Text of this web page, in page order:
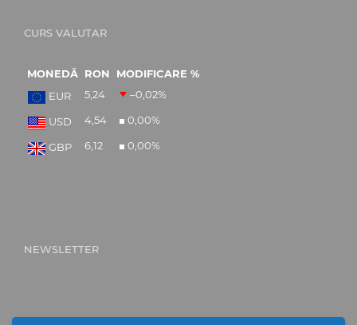
CURS VALUTAR
MONEDĂ RON
MODIFICARE %
EUR
5,24 –0,02%
USD 4,54 0,00%
GBP 6,12 0,00%
NEWSLETTER